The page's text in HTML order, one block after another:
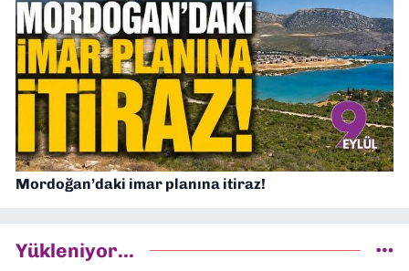
Mordoğan’daki imar planına itiraz!
Yükleniyor...